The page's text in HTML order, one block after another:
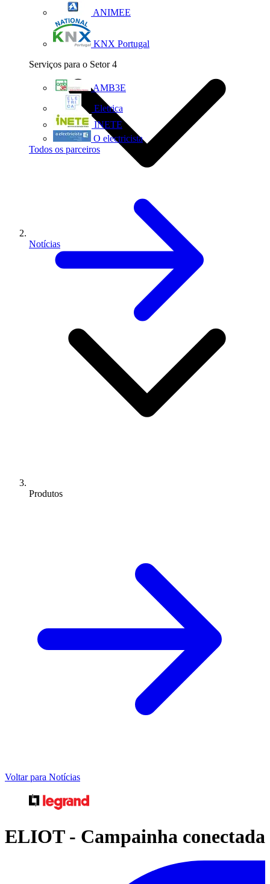
ANIMEE
KNX Portugal
Serviços para o Setor 4
AMB3E
Eletrica
INETE
O electricista
Todos os parceiros
Notícias
Produtos
Voltar para Notícias
ELIOT - Campainha conectada